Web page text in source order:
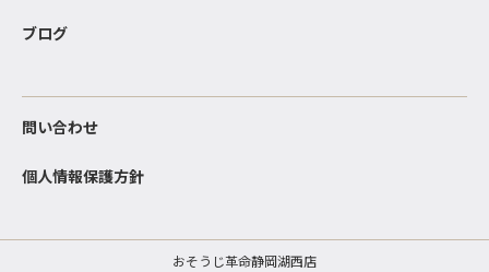
ブログ
問い合わせ
個人情報保護方針
おそうじ革命静岡湖西店